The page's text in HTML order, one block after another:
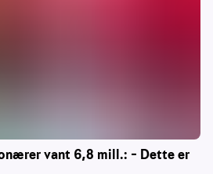
vant 6,8 mill.: – Dette er